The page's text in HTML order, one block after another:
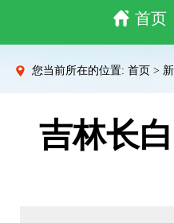
首页
您当前所在的位置: 首页 >
吉林长